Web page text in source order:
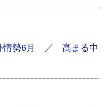
情勢6月 ／ 高まる中